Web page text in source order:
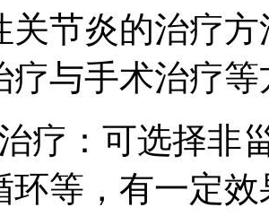
关节炎的治疗
疗与手术治疗等
疗：可选择非
环等，有一定